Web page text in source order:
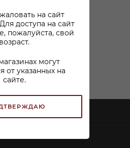
на сайт
доступа на сайт
пожалуйста, свой
возраст.
могут
от указанных на
сайте.